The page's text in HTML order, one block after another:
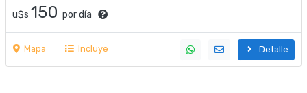
u$s 150 por día
Mapa Incluye Detalle